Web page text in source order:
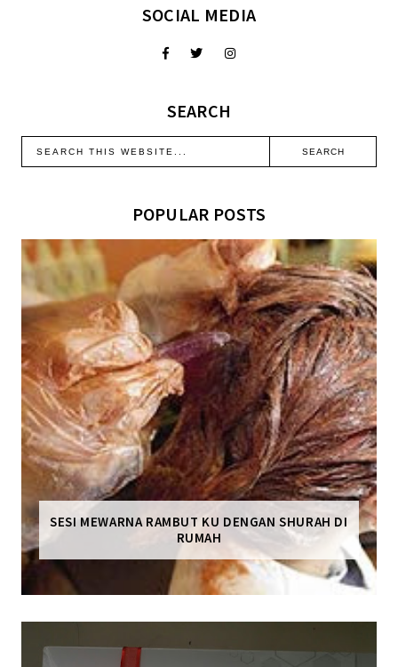
SOCIAL MEDIA
SEARCH
POPULAR POSTS
SESI MEWARNA RAMBUT KU DENGAN SHURAH DI
RUMAH